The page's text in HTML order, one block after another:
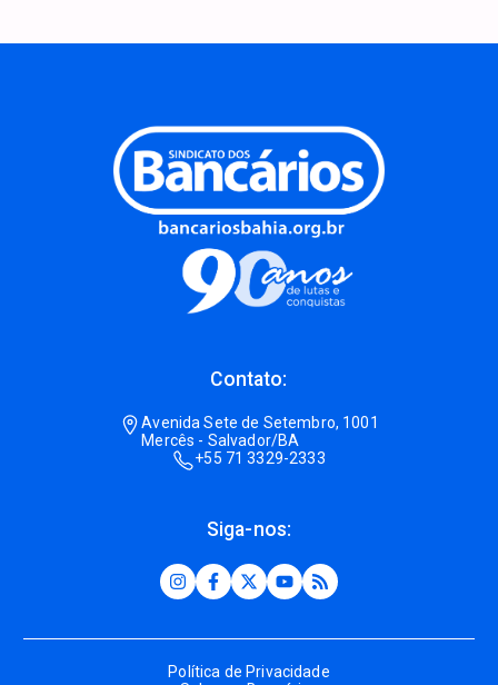
Contato:
Avenida Sete de Setembro, 1001
Mercês - Salvador/BA
+55 71 3329-2333
Siga-nos:
Política de Privacidade